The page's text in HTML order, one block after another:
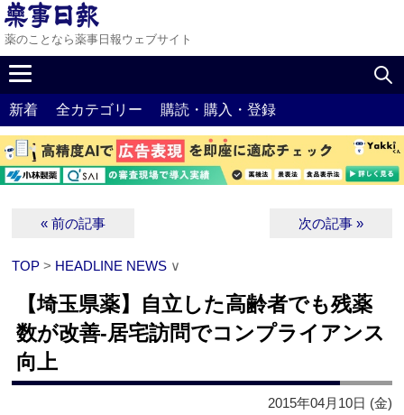
薬のことなら薬事日報ウェブサイト
新着 全カテゴリー 購読・購入・登録
« 前の記事 次の記事 »
TOP > HEADLINE NEWS ∨
【埼玉県薬】自立した高齢者でも残薬
数が改善‐居宅訪問でコンプライアンス
向上
2015年04月10日 (金)